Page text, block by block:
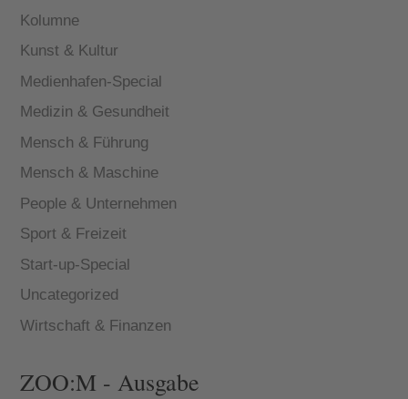
Kolumne
Kunst & Kultur
Medienhafen-Special
Medizin & Gesundheit
Mensch & Führung
Mensch & Maschine
People & Unternehmen
Sport & Freizeit
Start-up-Special
Uncategorized
Wirtschaft & Finanzen
ZOO:M - Ausgabe